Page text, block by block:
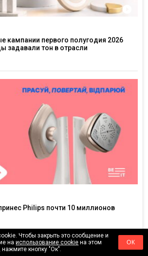
кампании первого полугодия 2026
задавали тон в отрасли
Philips почти 10 миллионов
Чтобы закрыть это сообщение и
наиспользование cookie на этом
нажмите кнопку "Ок".
ОК